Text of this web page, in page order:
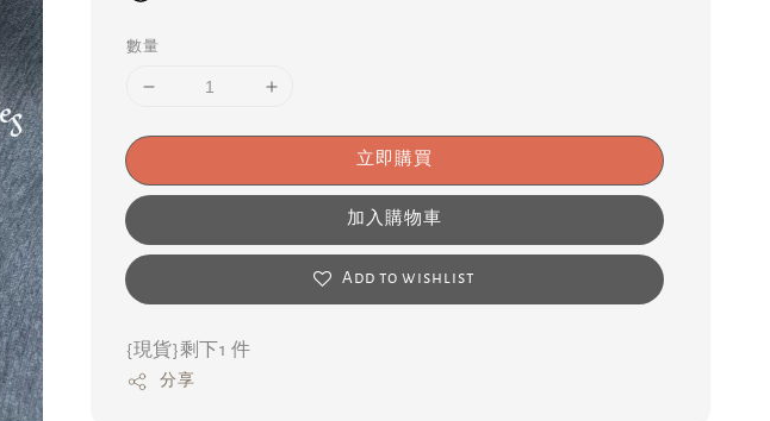
數量
立即購買
加入購物車
Add to wishlist
{現貨}剩下1 件
分享